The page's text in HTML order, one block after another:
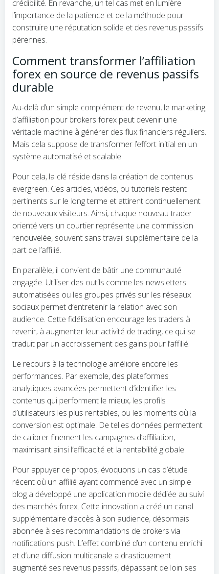
crédibilité. En revanche, un tel cas met en lumière
l’importance de la patience et de la méthode pour
construire une réputation solide et des revenus passifs
pérennes.
Comment transformer l’affiliation
forex en source de revenus passifs
durable
Au-delà d’un simple complément de revenu, le marketing
d’affiliation pour brokers forex peut devenir une
véritable machine à générer des flux financiers réguliers.
Mais cela suppose de transformer l’effort initial en un
système automatisé et scalable.
Pour cela, la clé réside dans la création de contenus
evergreen. Ces articles, vidéos, ou tutoriels restent
pertinents sur le long terme et attirent continuellement
de nouveaux visiteurs. Ainsi, chaque nouveau trader
orienté vers un courtier représente une commission
renouvelée, souvent sans travail supplémentaire de la
part de l’affilié.
En parallèle, il convient de bâtir une communauté
engagée. Utiliser des outils comme les newsletters
automatisées ou les groupes privés sur les réseaux
sociaux permet d’entretenir la relation avec son
audience. Cette fidélisation encourage les traders à
revenir, à augmenter leur activité de trading, ce qui se
traduit par un accroissement des gains pour l’affilié.
Le recours à la technologie améliore encore les
performances. Par exemple, des plateformes
analytiques avancées permettent d’identifier les
contenus qui performent le mieux, les profils
d’utilisateurs les plus rentables, ou les moments où la
conversion est optimale. De telles données permettent
de calibrer finement les campagnes d’affiliation,
maximisant ainsi l’efficacité et la rentabilité globale.
Pour appuyer ce propos, évoquons un cas d’étude
récent où un affilié ayant commencé avec un simple
blog a développé une application mobile dédiée au suivi
des marchés forex. Cette innovation a créé un canal
supplémentaire d’accès à son audience, désormais
abonnée à ses recommandations de brokers via
notifications push. L’effet combiné d’un contenu enrichi
et d’une diffusion multicanale a drastiquement
augmenté ses revenus passifs, dépassant de loin ses